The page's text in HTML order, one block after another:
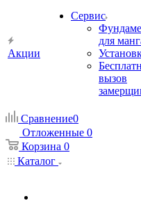
Акции
Сервис
для
вызов
Сравнение0
Отложенные 0
Корзина 0
Каталог